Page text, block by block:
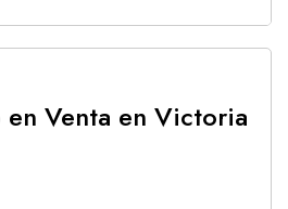
en Venta en Victoria